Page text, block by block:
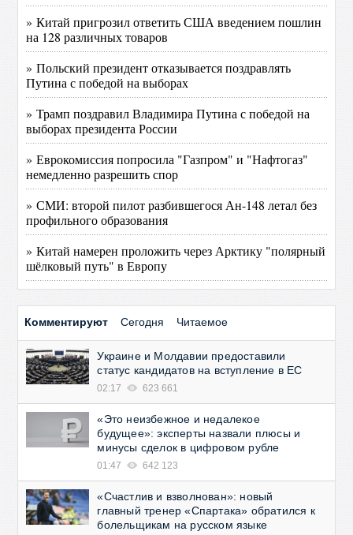
» Китай пригрозил ответить США введением пошлин
на 128 различных товаров
» Польский президент отказывается поздравлять
Путина с победой на выборах
» Трамп поздравил Владимира Путина с победой на
выборах президента России
» Еврокомиссия попросила "Газпром" и "Нафтогаз"
немедленно разрешить спор
» СМИ: второй пилот разбившегося Ан-148 летал без
профильного образования
» Китай намерен проложить через Арктику "полярный
шёлковый путь" в Европу
Комментируют Сегодня Читаемое
Украине и Молдавии предоставили
статус кандидатов на вступление в ЕС
02:17 623 661
«Это неизбежное и недалекое
будущее»: эксперты назвали плюсы и
минусы сделок в цифровом рубле
01:47 642 123
«Счастлив и взволнован»: новый
главный тренер «Спартака» обратился к
болельщикам на русском языке